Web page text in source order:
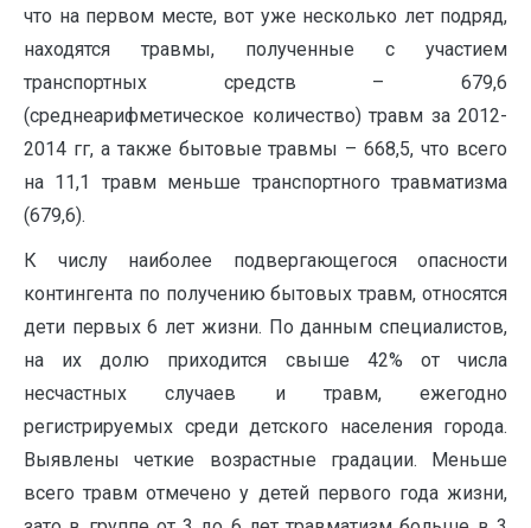
что на первом месте, вот уже несколько лет подряд,
находятся травмы, полученные с участием
транспортных средств – 679,6
(среднеарифметическое количество) травм за 2012-
2014 гг, а также бытовые травмы – 668,5, что всего
на 11,1 травм меньше транспортного травматизма
(679,6).
К числу наиболее подвергающегося опасности
контингента по получению бытовых травм, относятся
дети первых 6 лет жизни. По данным специалистов,
на их долю приходится свыше 42% от числа
несчастных случаев и травм, ежегодно
регистрируемых среди детского населения города.
Выявлены четкие возрастные градации. Меньше
всего травм отмечено у детей первого года жизни,